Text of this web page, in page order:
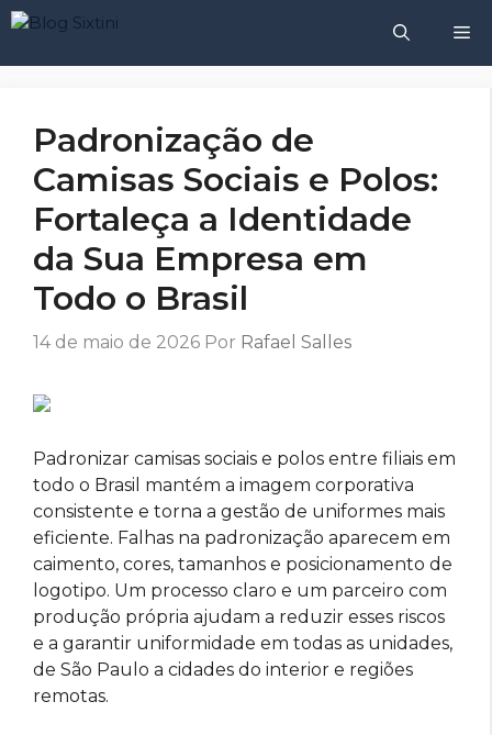
Pular
o
Padronização de
Camisas Sociais e Polos:
Fortaleça a Identidade
da Sua Empresa em
Todo o Brasil
14 de maio de 2026 Por Rafael Salles
Padronizar camisas sociais e polos entre filiais em
todo o Brasil mantém a imagem corporativa
consistente e torna a gestão de uniformes mais
eficiente. Falhas na padronização aparecem em
caimento, cores, tamanhos e posicionamento de
logotipo. Um processo claro e um parceiro com
produção própria ajudam a reduzir esses riscos
e a garantir uniformidade em todas as unidades,
de São Paulo a cidades do interior e regiões
remotas.